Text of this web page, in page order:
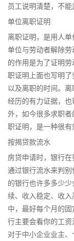
员工说明清楚，不能
单位离职证明
离职证明，是用人
单位与劳动者解除
的作用是为了证明
职证明上面也写明
以及离职的时间。
经历的有力证据，
外，如今很多求职
职证明，是一种很有
按揭贷款流水
房贷申请时，银行
通过银行流水来判
的银行也许多多少
续、收入稳定、收
中，最好每个月的
行主要会看你的工资
对于中小企业业主